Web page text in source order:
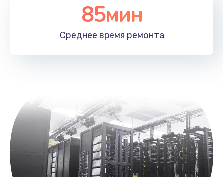
85мин
Среднее время ремонта